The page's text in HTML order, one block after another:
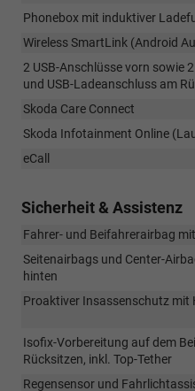
Phonebox mit induktiver
Wireless SmartLink (Android
2 USB-Anschlüsse vorn sowie
und USB-Ladeanschluss am
Skoda Care Connect
Skoda Infotainment Online
eCall
Sicherheit & Assistenz
Fahrer- und Beifahrerairbag
Seitenairbags und Center-
hinten
Proaktiver Insassenschutz mit
Isofix-Vorbereitung auf dem
Rücksitzen, inkl. Top-Tether
Regensensor und